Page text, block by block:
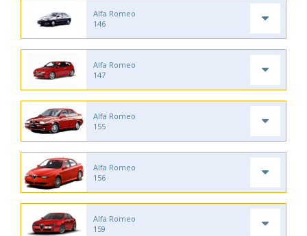
Alfa Romeo
146
Alfa Romeo
147
Alfa Romeo
155
Alfa Romeo
156
Alfa Romeo
159